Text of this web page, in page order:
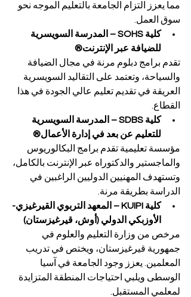
مما يعزز التزام الجامعة بالتعليم الموجه نحو
سوق العمل.
كلية SOHS – المدرسة السويسرية
للضيافة عبر الإنترنت®
تقدم برامج دبلوم مرنة في مجال الضيافة
والسياحة، وتعتمد على التقاليد السويسرية
العريقة في تقديم تعليم عالي الجودة في هذا
القطاع.
كلية SDBS – المدرسة السويسرية
للتعليم عن بعد في إدارة الأعمال®
مؤسسة تعليمية تقدم برامج البكالوريوس
والماجستير والدكتوراه عبر الإنترنت بالكامل،
وتستهدف المهنيين الدوليين الراغبين في
الدراسة بطريقة مرنة.
كلية KUIPI – المعهد التربوي القيرغيزي-
الأوزبكي الدولي (أوش، قيرغيزستان)
مرخص من وزارة التعليم والعلوم في
جمهورية قيرغيزستان، ويختص في تدريب
المعلمين. يعزز وجود الجامعة في آسيا
الوسطى ويلبي احتياجات المنطقة المتزايدة
لمعلمي المستقبل.